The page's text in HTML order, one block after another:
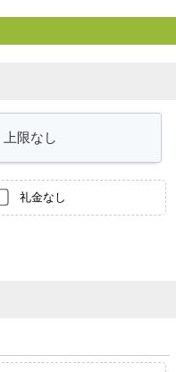
礼金なし